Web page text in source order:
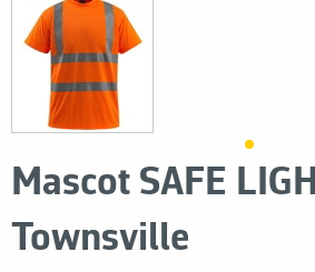
Mascot SAFE
Townsville